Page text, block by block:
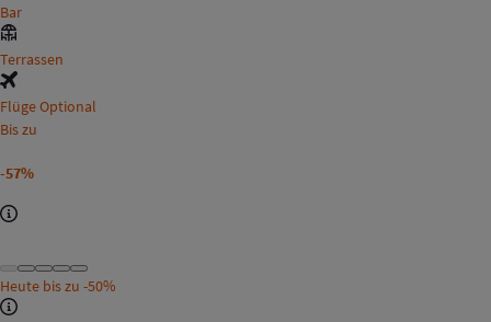
Bar
Terrassen
Flüge Optional
Bis zu
-57%
Heute bis zu -50%